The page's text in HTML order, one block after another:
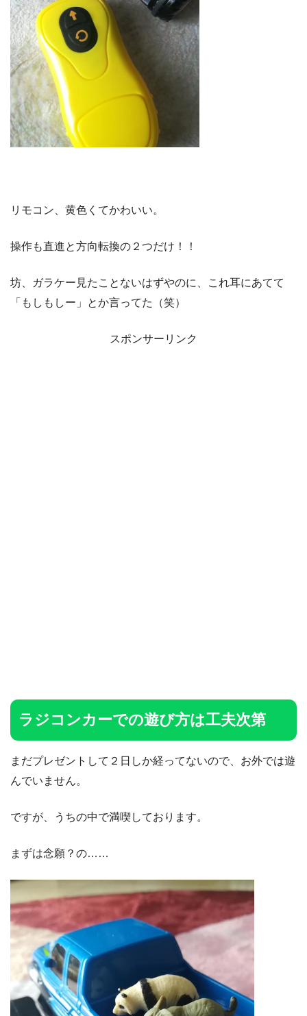
リモコン、黄色くてかわいい。
操作も直進と方向転換の２つだけ！！
坊、ガラケー見たことないはずやのに、これ耳にあてて
「もしもしー」とか言ってた（笑）
スポンサーリンク
ラジコンカーでの遊び方は工夫次第
まだプレゼントして２日しか経ってないので、お外では遊
んでいません。
ですが、うちの中で満喫しております。
まずは念願？の……